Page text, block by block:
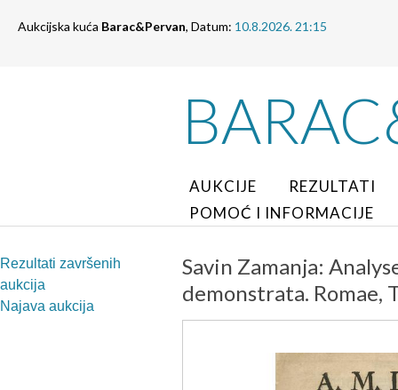
Aukcijska kuća Barac&Pervan, Datum: 10.8.2026. 21:15
AUKCIJE
REZULTATI
POMOĆ I INFORMACIJE
Rezultati završenih
aukcija
Najava aukcija
Savin Zamanja:
demonstrata. Romae,